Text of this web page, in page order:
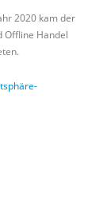
2020 kam der
Offline Handel